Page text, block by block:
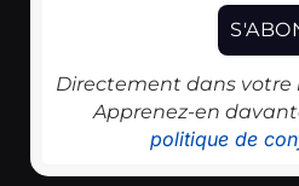
Directement dans votre
Apprenez-en
politique de